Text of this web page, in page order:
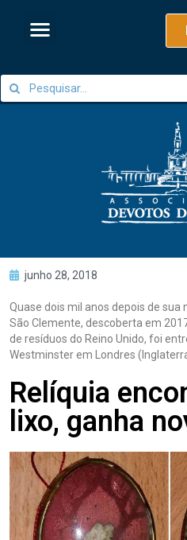
junho 28, 2018
Quase dois mil anos depois de sua
São Clemente, descoberta em
de resíduos do Reino Unido, foi
Westminster em Londres
Relíquia
lixo, ganha